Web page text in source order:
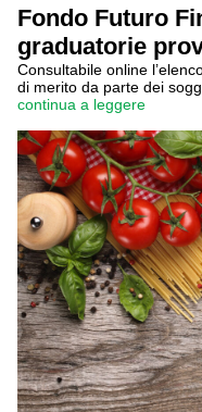
Fondo Futuro
graduatorie
Consultabile online
di merito da parte dei
continua a leggere